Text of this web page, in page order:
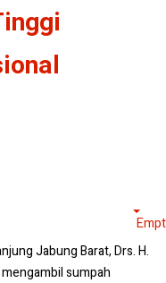
Jabung Barat, Drs. H.
sumpah